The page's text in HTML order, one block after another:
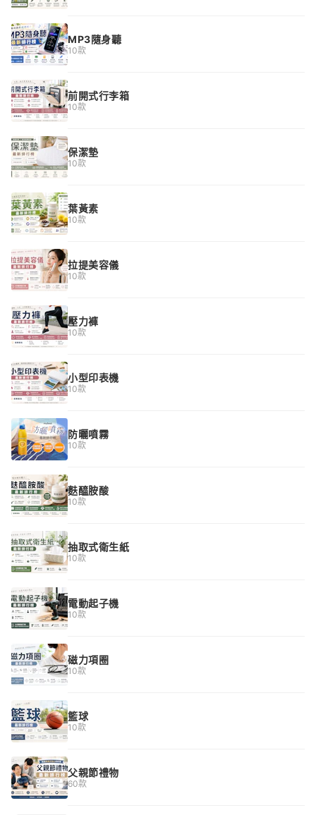
MP3隨身聽
10款
前開式行李箱
10款
保潔墊
10款
葉黃素
10款
拉提美容儀
10款
壓力褲
10款
小型印表機
10款
防曬噴霧
10款
麩醯胺酸
10款
抽取式衛生紙
10款
電動起子機
10款
磁力項圈
10款
籃球
10款
父親節禮物
60款